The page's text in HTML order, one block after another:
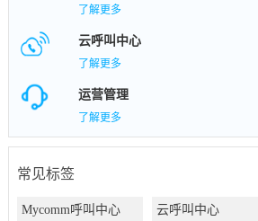
了解更多
云呼叫中心
了解更多
运营管理
了解更多
常见标签
Mycomm呼叫中心 云呼叫中心